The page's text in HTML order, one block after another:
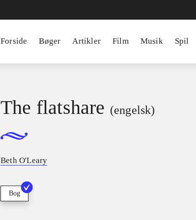
Forside Bøger Artikler Film Musik Spil
The flatshare (engelsk)
Beth O'Leary
Bog